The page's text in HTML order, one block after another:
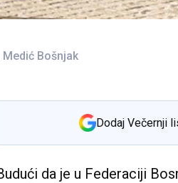
Bošnjak
Dodaj Večernji
da je u Federaciji